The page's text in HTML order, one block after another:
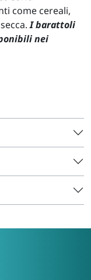
come cereali,
I barattoli
nei